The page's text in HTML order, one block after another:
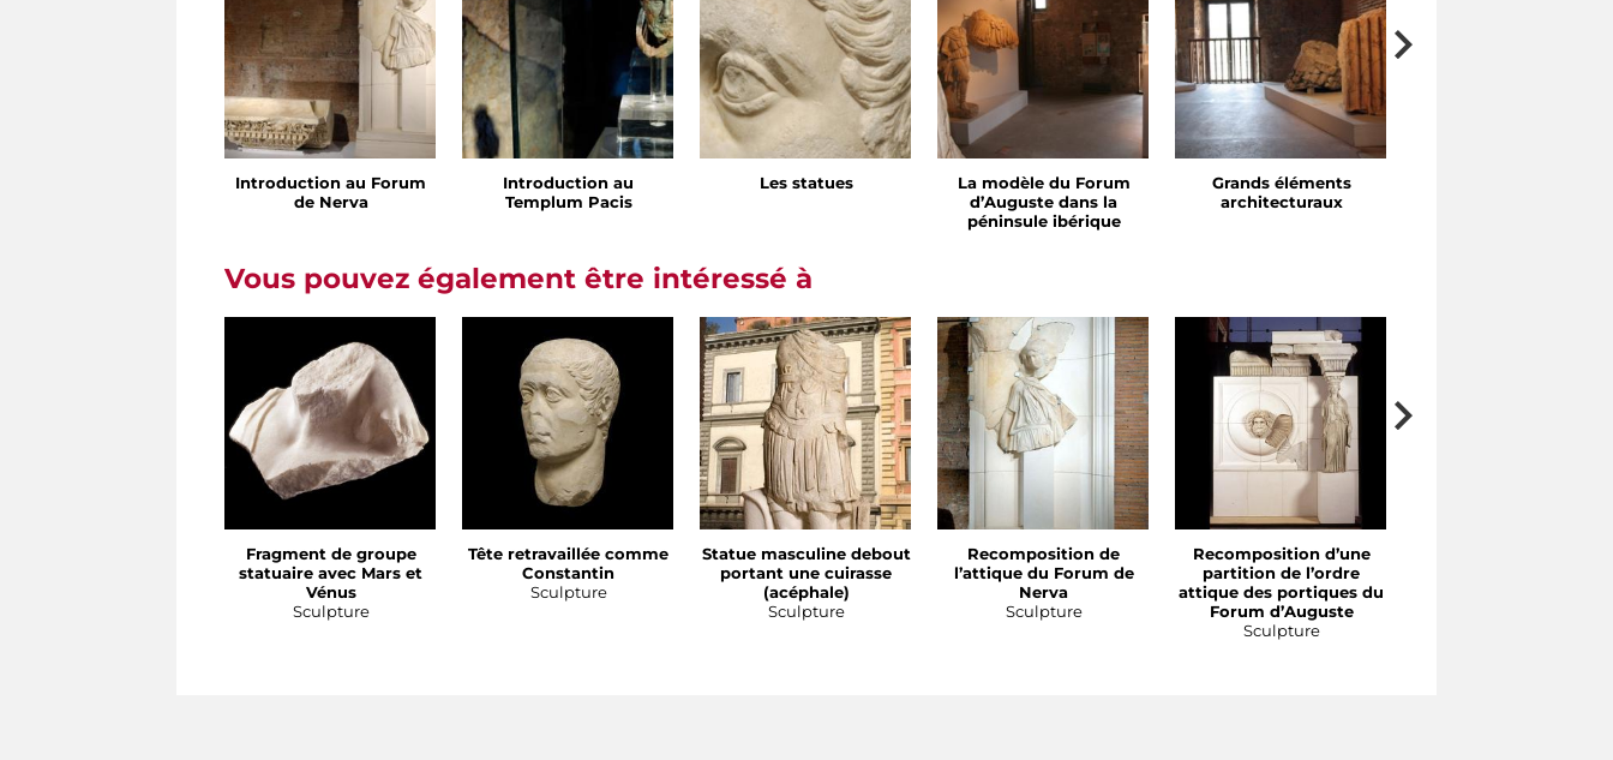
Introduction au Forum
de Nerva
Introduction au
Templum Pacis
Les statues
La modèle du Forum
d’Auguste dans la
péninsule ibérique
Grands éléments
architecturaux
Vous pouvez également être intéressé à
Fragment de groupe
statuaire avec Mars et
Vénus
Sculpture
Tête retravaillée comme
Constantin
Sculpture
Statue masculine debout
portant une cuirasse
(acéphale)
Sculpture
Recomposition de
l’attique du Forum de
Nerva
Sculpture
Recomposition d’une
partition de l’ordre
attique des portiques du
Forum d’Auguste
Sculpture